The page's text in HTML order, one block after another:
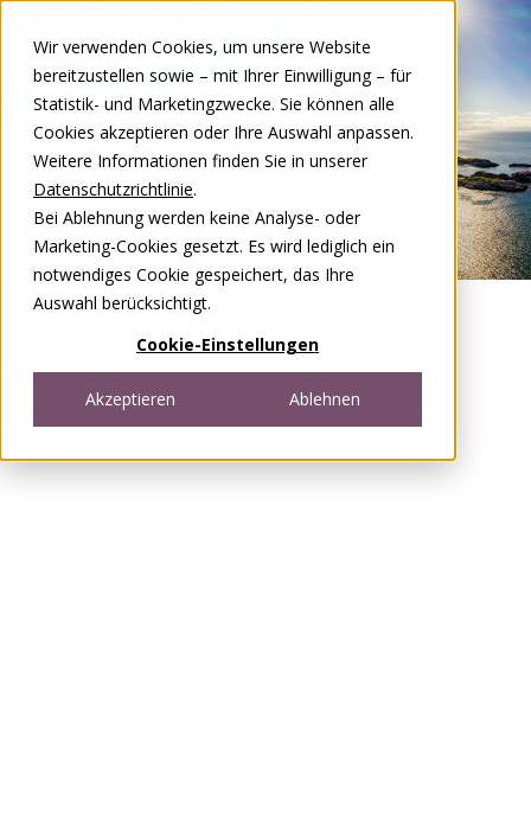
Wir verwenden Cookies, um unsere Website
bereitzustellen sowie – mit Ihrer Einwilligung – für
Statistik- und Marketingzwecke. Sie können alle
Cookies akzeptieren oder Ihre Auswahl anpassen.
Weitere Informationen finden Sie in unserer
Datenschutzrichtlinie.
Bei Ablehnung werden keine Analyse- oder
Marketing-Cookies gesetzt. Es wird lediglich ein
notwendiges Cookie gespeichert, das Ihre
Auswahl berücksichtigt.
Cookie-Einstellungen
Akzeptieren Ablehnen
DEFR
Open menu